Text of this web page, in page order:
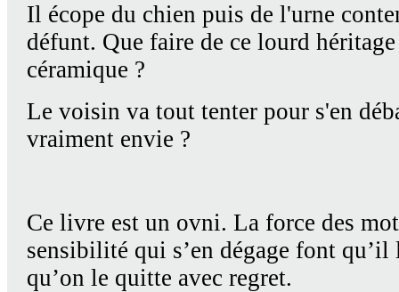
Il écope du chien puis de l'urne
défunt. Que faire de ce lourd
céramique ?
Le voisin va tout tenter pour s'en
vraiment envie ?
Ce livre est un ovni. La force des
sensibilité qui s’en dégage font qu’il
qu’on le quitte avec regret.